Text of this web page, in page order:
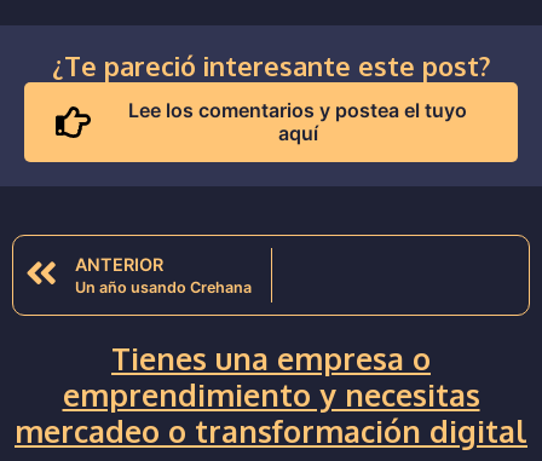
¿Te pareció interesante este post?
Lee los comentarios y postea el tuyo
aquí
ANTERIOR
Un año usando Crehana
Tienes una empresa o
emprendimiento y necesitas
mercadeo o transformación digital